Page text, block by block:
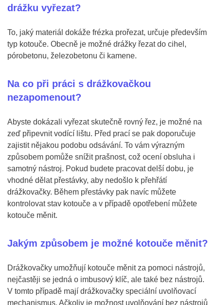
drážku vyřezat?
To, jaký materiál dokáže frézka prořezat, určuje především
typ kotouče. Obecně je možné drážky řezat do cihel,
pórobetonu, železobetonu či kamene.
Na co při práci s drážkovačkou
nezapomenout?
Abyste dokázali vyřezat skutečně rovný řez, je možné na
zeď připevnit vodící lištu. Před prací se pak doporučuje
zajistit nějakou podobu odsávání. To vám výrazným
způsobem pomůže snížit prašnost, což ocení obsluha i
samotný nástroj. Pokud budete pracovat delší dobu, je
vhodné dělat přestávky, aby nedošlo k přehřátí
drážkovačky. Během přestávky pak navíc můžete
kontrolovat stav kotouče a v případě opotřebení můžete
kotouče měnit.
Jakým způsobem je možné kotouče měnit?
Drážkovačky umožňují kotouče měnit za pomoci nástrojů,
nejčastěji se jedná o imbusový klíč, ale také bez nástrojů.
V tomto případě mají drážkovačky speciální uvolňovací
mechanismus. Ačkoliv je možnost uvolňování bez nástrojů